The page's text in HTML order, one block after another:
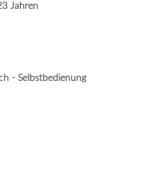
Jahren
- Selbstbedienung